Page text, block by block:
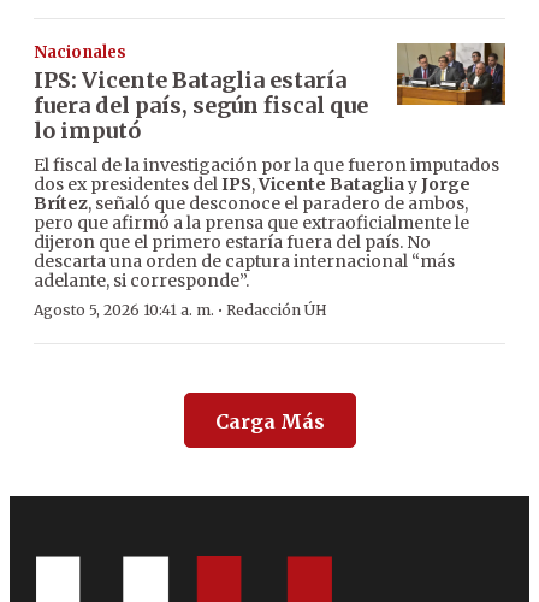
Nacionales
IPS: Vicente Bataglia estaría
fuera del país, según fiscal que
lo imputó
El fiscal de la investigación por la que fueron imputados
dos ex presidentes delIPS,Vicente BatagliayJorge
Brítez, señaló que desconoce el paradero de ambos,
pero que afirmó a la prensa que extraoficialmente le
dijeron que el primero estaría fuera del país. No
descarta una orden de captura internacional “más
adelante, si corresponde”.
Agosto 5, 2026 10:41 a. m. · Redacción ÚH
Carga Más